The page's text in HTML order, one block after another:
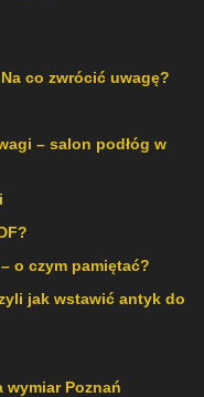
co zwrócić uwagę?
– salon podłóg w
o czym pamiętać?
jak wstawić antyk do
wymiar Poznań